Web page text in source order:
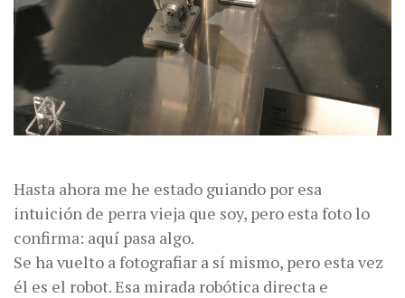
Hasta ahora me he estado guiando por esa
intuición de perra vieja que soy, pero esta foto lo
confirma: aquí pasa algo.
Se ha vuelto a fotografiar a sí mismo, pero esta vez
él es el robot. Esa mirada robótica directa e